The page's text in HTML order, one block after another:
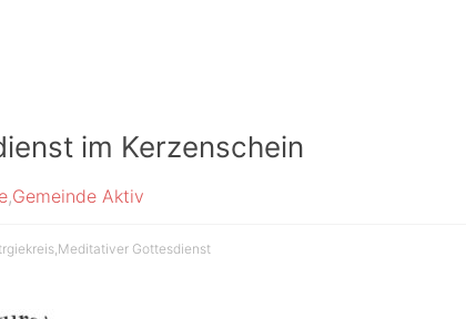
im Kerzenschein
,Gemeinde Aktiv
Meditativer Gottesdienst